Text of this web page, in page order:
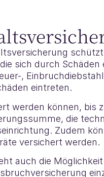
sich durch
,
eintreten.
werden können, bis
die
Zudem
versichert werden.
auch die